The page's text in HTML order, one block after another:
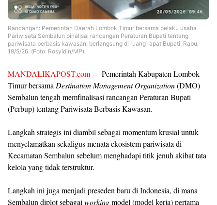
Rancangan: Pemerintah Daerah Lombok Timur bersama pelaku usaha
Pariwisata Sembalun pinalisai rancangan Peraturan Bupati tentang
pariwisata berbasis kawasan, berlangsung di ruang rapat Bupati. Rabu,
19/5/26. (Foto: Rosyidin/MP).
MANDALIKAPOST.com— Pemerintah Kabupaten Lombok
Timur bersama Destination Management Organization(DMO)
Sembalun tengah memfinalisasi rancangan Peraturan Bupati
(Perbup) tentang Pariwisata Berbasis Kawasan.
Langkah strategis ini diambil sebagai momentum krusial untuk
menyelamatkan sekaligus menata ekosistem pariwisata di
Kecamatan Sembalun sebelum menghadapi titik jenuh akibat tata
kelola yang tidak terstruktur.
Langkah ini juga menjadi preseden baru di Indonesia, di mana
Sembalun diplot sebagai workingmodel (model kerja) pertama